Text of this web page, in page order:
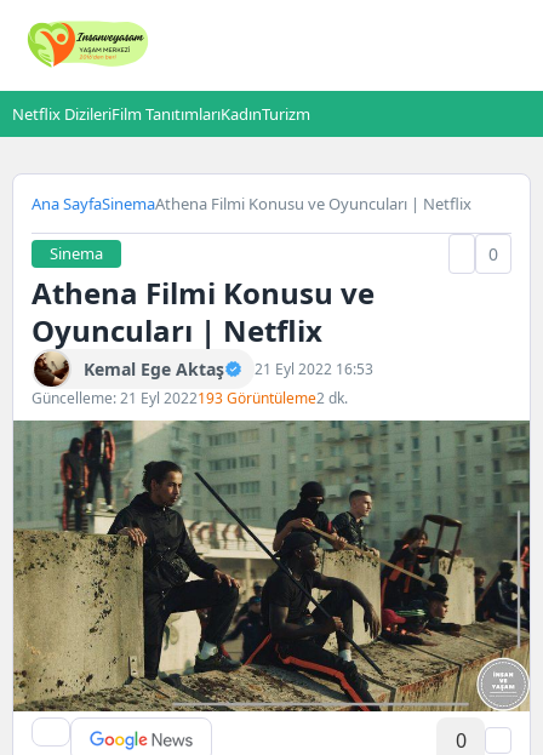
Netflix DizileriFilm TanıtımlarıKadınTurizm
Ana SayfaSinemaAthena Filmi Konusu ve Oyuncuları | Netflix
Sinema 0
Athena Filmi Konusu ve
Oyuncuları | Netflix
Kemal Ege Aktaş
21 Eyl 2022 16:53
Güncelleme: 21 Eyl 2022193 Görüntüleme2 dk.
0